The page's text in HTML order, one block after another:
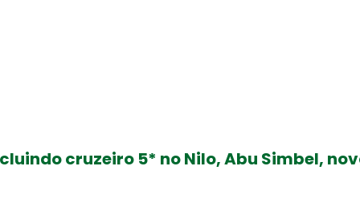
cruzeiro 5* no Nilo, Abu Simbel,